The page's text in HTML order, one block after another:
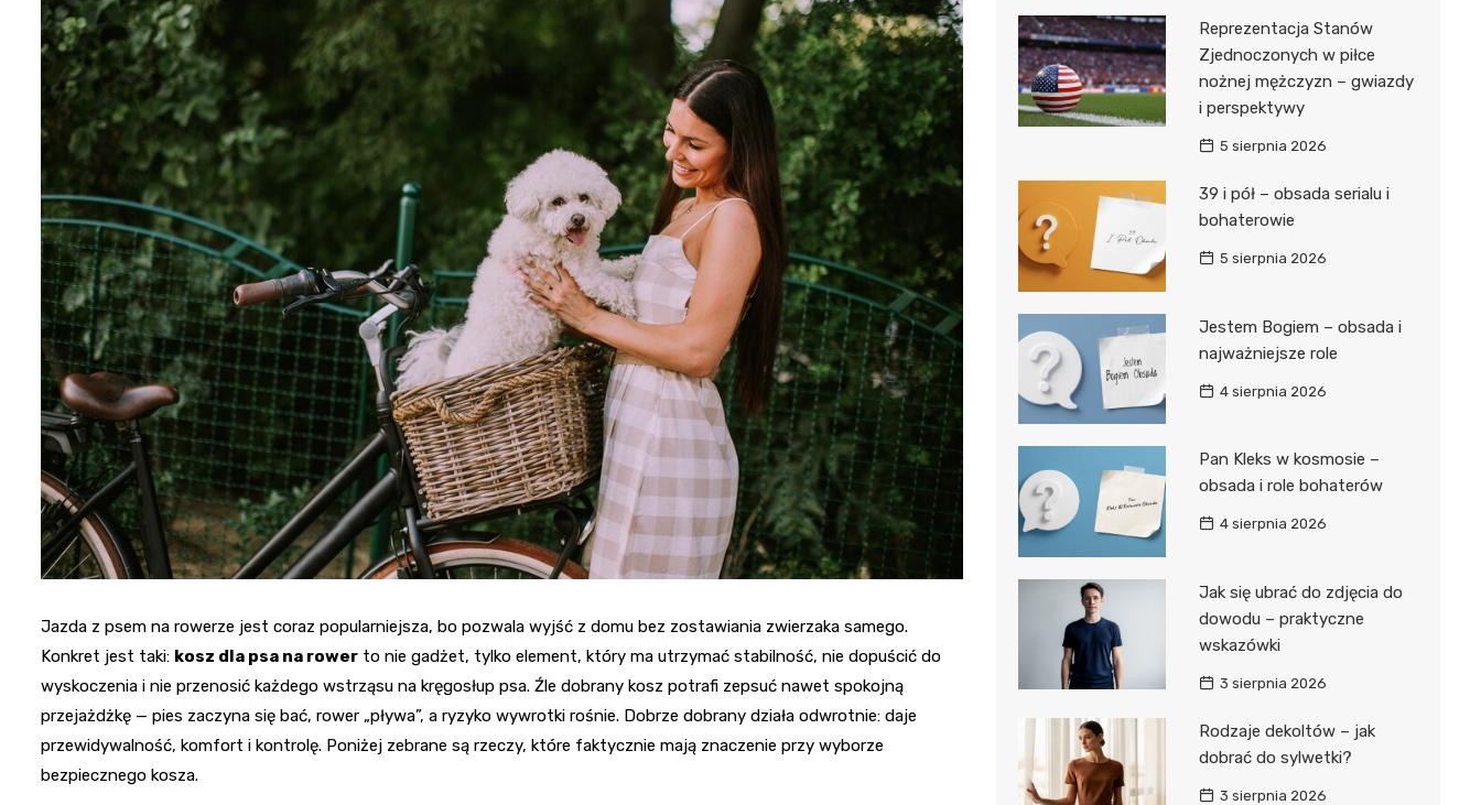
Jazda z psem na rowerze jest coraz popularniejsza, bo pozwala wyjść z domu bez zostawiania zwierzaka samego.
Konkret jest taki: kosz dla psa na rower to nie gadżet, tylko element, który ma utrzymać stabilność, nie dopuścić do
wyskoczenia i nie przenosić każdego wstrząsu na kręgosłup psa. Źle dobrany kosz potrafi zepsuć nawet spokojną
przejażdżkę — pies zaczyna się bać, rower „pływa”, a ryzyko wywrotki rośnie. Dobrze dobrany działa odwrotnie: daje
przewidywalność, komfort i kontrolę. Poniżej zebrane są rzeczy, które faktycznie mają znaczenie przy wyborze
bezpiecznego kosza.
Reprezentacja Stanów
Zjednoczonych w piłce
nożnej mężczyzn – gwiazdy
i perspektywy
5 sierpnia 2026
39 i pół – obsada serialu i
bohaterowie
5 sierpnia 2026
Jestem Bogiem – obsada i
najważniejsze role
4 sierpnia 2026
Pan Kleks w kosmosie –
obsada i role bohaterów
4 sierpnia 2026
Jak się ubrać do zdjęcia do
dowodu – praktyczne
wskazówki
3 sierpnia 2026
Rodzaje dekoltów – jak
dobrać do sylwetki?
3 sierpnia 2026